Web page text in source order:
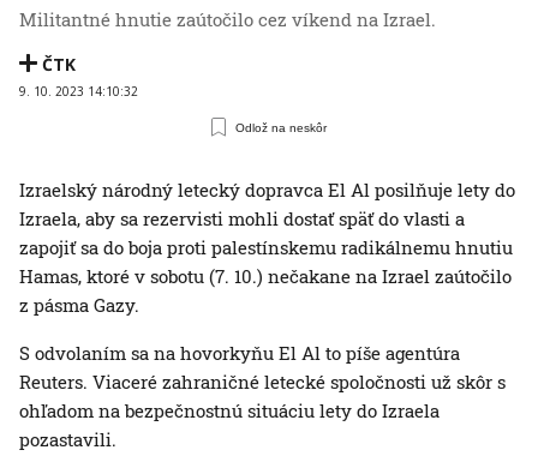
Militantné hnutie zaútočilo cez víkend na Izrael.
ČTK
9. 10. 2023 14:10:32
Odlož na neskôr
Izraelský národný letecký dopravca El Al posilňuje lety do
Izraela, aby sa rezervisti mohli dostať späť do vlasti a
zapojiť sa do boja proti palestínskemu radikálnemu hnutiu
Hamas, ktoré v sobotu (7. 10.) nečakane na Izrael zaútočilo
z pásma Gazy.
S odvolaním sa na hovorkyňu El Al to píše agentúra
Reuters. Viaceré zahraničné letecké spoločnosti už skôr s
ohľadom na bezpečnostnú situáciu lety do Izraela
pozastavili.